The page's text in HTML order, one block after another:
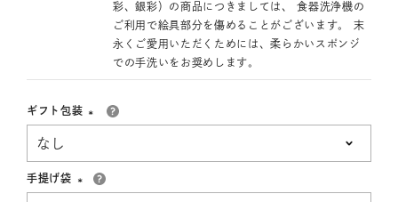
彩、銀彩）の商品につきましては、 食器洗浄機の
ご利用で絵具部分を傷めることがございます。 末
永くご愛用いただくためには、柔らかいスポンジ
での手洗いをお奨めします。
ギフト包装
手提げ袋